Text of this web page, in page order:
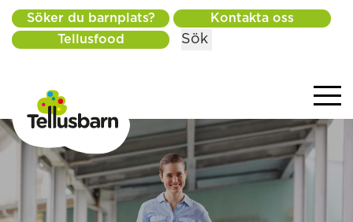
Söker du barnplats?
Kontakta oss
Tellusfood
Sök